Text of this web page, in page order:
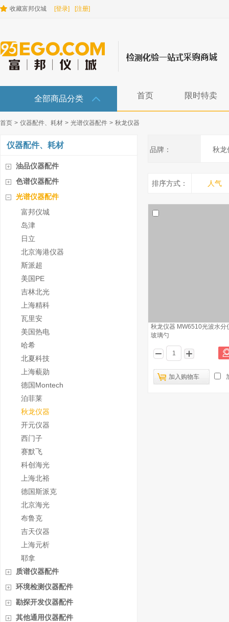
收藏富邦仪城 [登录] [注册]
全部商品分类 首页 限时特卖
首页 > 仪器配件、耗材 > 光谱仪器配件 > 秋龙仪器
仪器配件、耗材
油品仪器配件
色谱仪器配件
光谱仪器配件
富邦仪城
岛津
日立
北京海港仪器
斯派超
美国PE
吉林北光
上海精科
瓦里安
美国热电
哈希
北夏科技
上海藐勋
德国Montech
泊菲莱
秋龙仪器
开元仪器
西门子
赛默飞
科创海光
上海北裕
德国斯派克
北京海光
布鲁克
吉天仪器
上海元析
耶拿
质谱仪器配件
环境检测仪器配件
勘探开发仪器配件
其他通用仪器配件
品牌： 秋龙
排序方式： 人气
秋龙仪器 MW6510光波水分
玻璃勺
加入购物车